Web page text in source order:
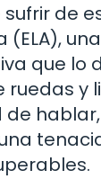
de
(ELA),
que lo
ruedas y